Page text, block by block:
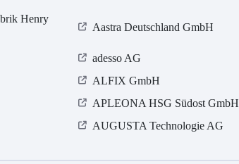
Henry
Aastra Deutschland GmbH
adesso AG
ALFIX GmbH
APLEONA HSG Südost GmbH
AUGUSTA Technologie AG